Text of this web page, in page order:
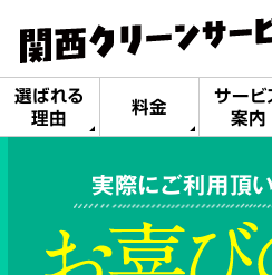
選ばれる
理由
料金
サービ
案内
実際にご利用頂